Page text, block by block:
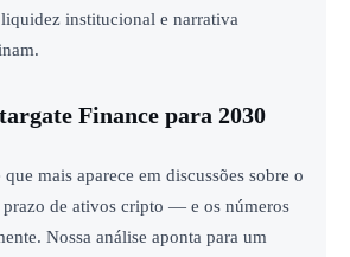
institucional e narrativa
Finance para 2030
mais aparece em discussões sobre o
de ativos cripto — e os números
Nossa análise aponta para um